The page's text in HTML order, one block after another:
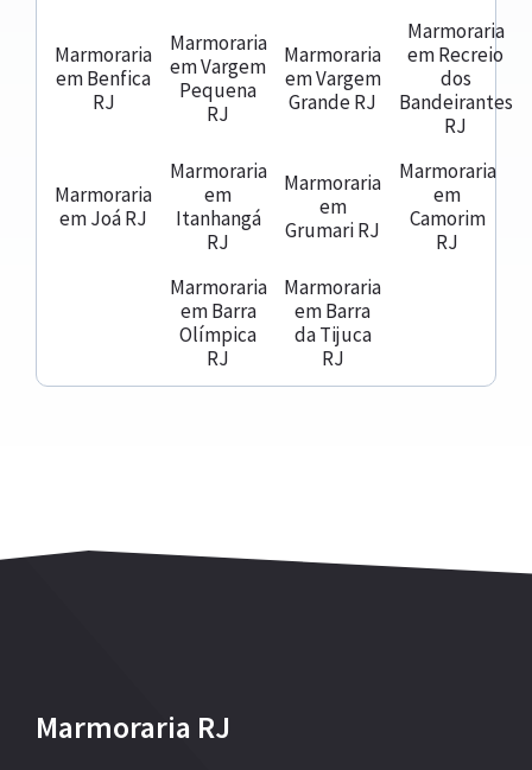
Marmoraria
em Benfica
RJ
Marmoraria
em Vargem
Pequena
RJ
Marmoraria
em Vargem
Grande RJ
Marmoraria
em Recreio
dos
Bandeirantes
RJ
Marmoraria
em Joá RJ
Marmoraria
em
Itanhangá
RJ
Marmoraria
em
Grumari RJ
Marmoraria
em
Camorim
RJ
Marmoraria
em Barra
Olímpica
RJ
Marmoraria
em Barra
da Tijuca
RJ
Marmoraria RJ